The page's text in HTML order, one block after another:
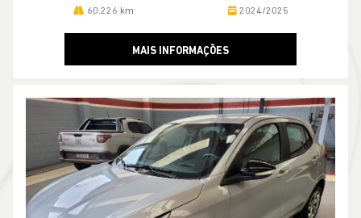
60.226 km 2024/2025
MAIS INFORMAÇÕES